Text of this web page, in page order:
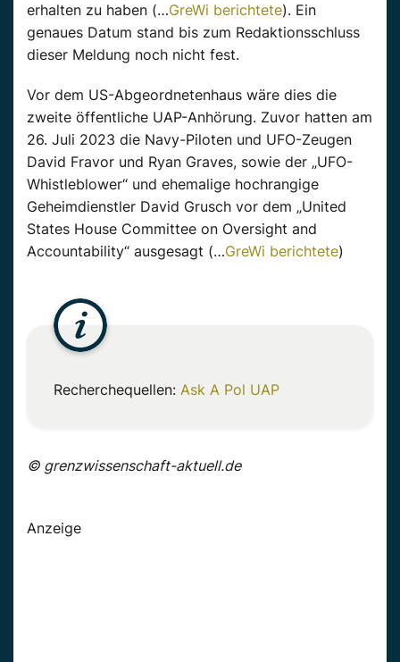
erhalten zu haben (…GreWi berichtete). Ein
genaues Datum stand bis zum Redaktionsschluss
dieser Meldung noch nicht fest.
Vor dem US-Abgeordnetenhaus wäre dies die
zweite öffentliche UAP-Anhörung. Zuvor hatten am
26. Juli 2023 die Navy-Piloten und UFO-Zeugen
David Fravor und Ryan Graves, sowie der „UFO-
Whistleblower“ und ehemalige hochrangige
Geheimdienstler David Grusch vor dem „United
States House Committee on Oversight and
Accountability“ ausgesagt (…GreWi berichtete)
Recherchequellen: Ask A Pol UAP
© grenzwissenschaft-aktuell.de
Anzeige